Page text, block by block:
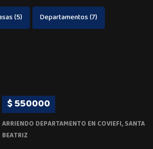
(5) Departamentos(7)
$ 550000
ARRIENDO DEPARTAMENTO EN COVIEFI, SANTA
BEATRIZ